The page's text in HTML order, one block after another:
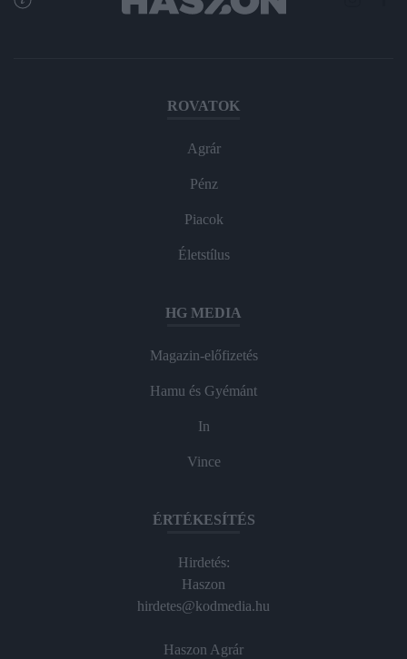
ROVATOK
Agrár
Pénz
Piacok
Életstílus
HG MEDIA
Magazin-előfizetés
Hamu és Gyémánt
In
Vince
ÉRTÉKESÍTÉS
Hirdetés:
Haszon
hirdetes@kodmedia.hu
Haszon Agrár